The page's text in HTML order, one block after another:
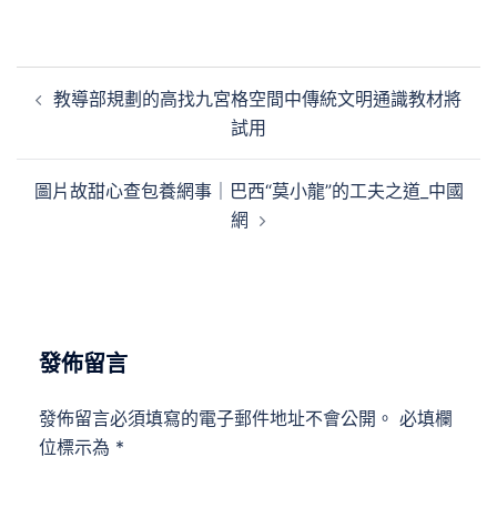
章 教導部規劃的高找九宮格空間中傳統文明通識教材將
試用
圖片故甜心查包養網事｜巴西“莫小龍”的工夫之道_中國
網
發佈留言
發佈留言必須填寫的電子郵件地址不會公開。 必填欄
位標示為 *